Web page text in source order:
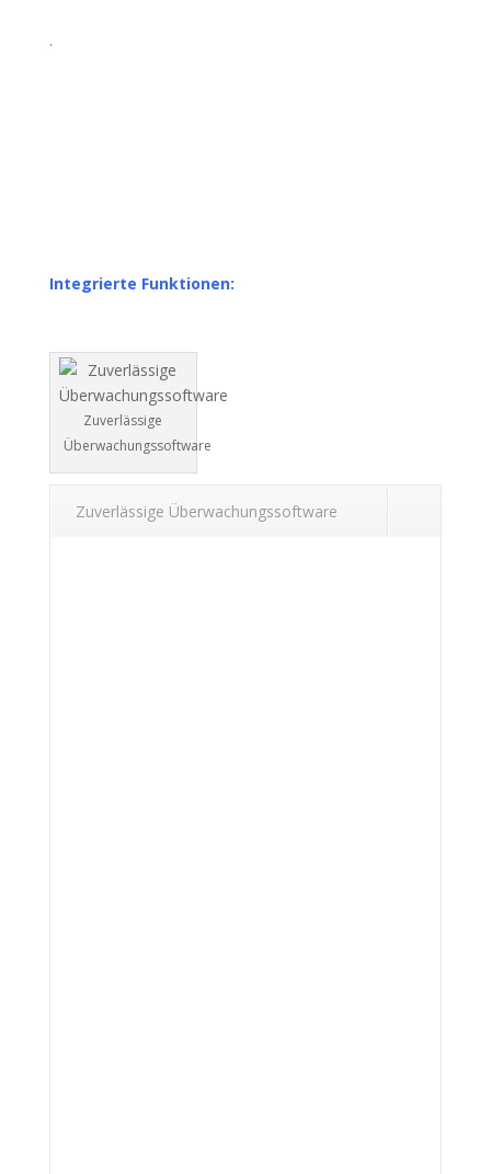
.
Integrierte Funktionen:
Zuverlässige
Überwachungssoftware
Zuverlässige Überwachungssoftware